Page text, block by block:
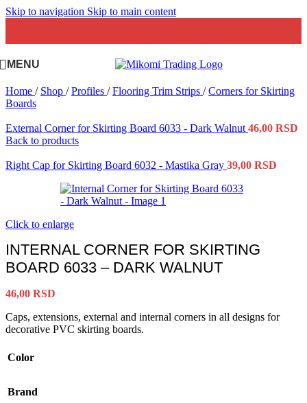
Skip to navigation Skip to main content
MENU
Home / Shop / Profiles / Flooring Trim Strips / Corners for Skirting
Boards
External Corner for Skirting Board 6033 - Dark Walnut 46,00 RSD
Back to products
Right Cap for Skirting Board 6032 - Mastika Gray 39,00 RSD
Click to enlarge
INTERNAL CORNER FOR SKIRTING
BOARD 6033 – DARK WALNUT
46,00 RSD
Caps, extensions, external and internal corners in all designs for
decorative PVC skirting boards.
Color
Brand